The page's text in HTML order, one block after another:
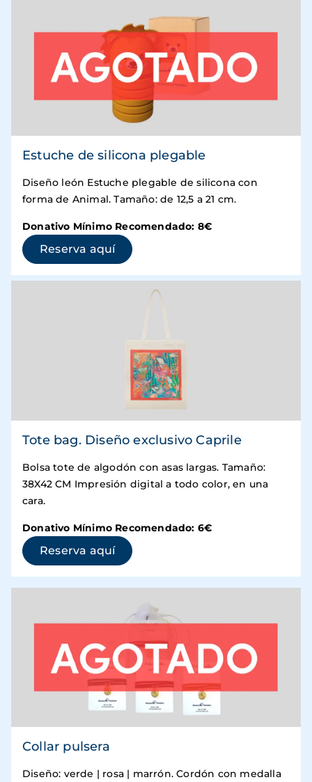
Estuche de silicona plegable
Diseño león Estuche plegable de silicona con
forma de Animal. Tamaño: de 12,5 a 21 cm.
Donativo Mínimo Recomendado: 8€
Reserva aquí(se abre en una ventana nueva)
Tote bag. Diseño exclusivo Caprile
Bolsa tote de algodón con asas largas. Tamaño:
38X42 CM Impresión digital a todo color, en una
cara.
Donativo Mínimo Recomendado: 6€
Reserva aquí(se abre en una ventana nueva)
Collar pulsera
Diseño: verde | rosa | marrón. Cordón con medalla